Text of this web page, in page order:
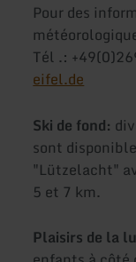
Pour des
Tél .:
eifel.de
Ski de fond:
sont
"Lützelacht"
5 et 7 km.
Plaisirs de la